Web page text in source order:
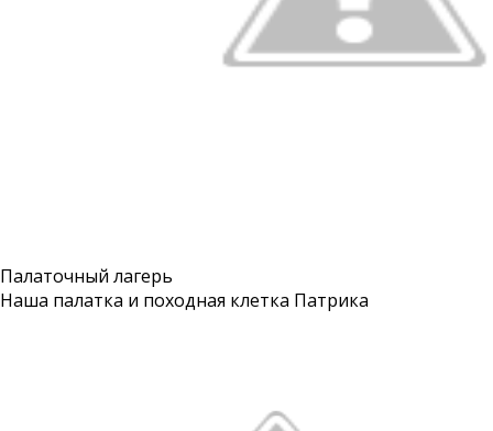
Палаточный лагерь
Наша палатка и походная клетка Патрика